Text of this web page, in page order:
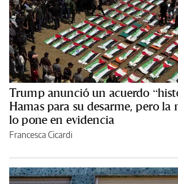
Trump anunció un acuerdo
Hamas para su desarme, pero la
lo pone en evidencia
Francesca Cicardi